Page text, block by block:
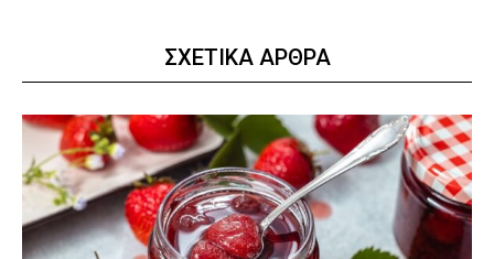
ΣΧΕΤΙΚΑ ΑΡΘΡΑ